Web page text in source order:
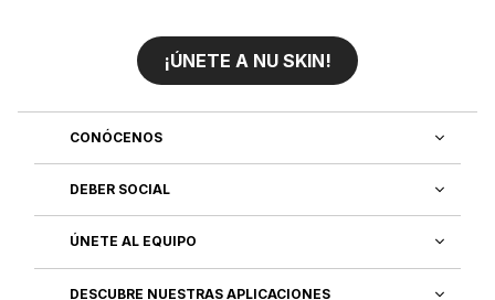
¡ÚNETE A NU SKIN!
CONÓCENOS
DEBER SOCIAL
ÚNETE AL EQUIPO
DESCUBRE NUESTRAS APLICACIONES